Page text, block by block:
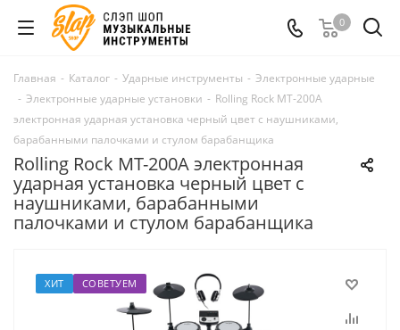
0
Главная - Каталог - Ударные инструменты - Электронные ударные
- Электронные ударные установки - Rolling Rock MT-200A
электронная ударная установка черный цвет с наушниками,
барабанными палочками и стулом барабанщика
Rolling Rock MT-200A электронная
ударная установка черный цвет с
наушниками, барабанными
палочками и стулом барабанщика
ХИТ СОВЕТУЕМ